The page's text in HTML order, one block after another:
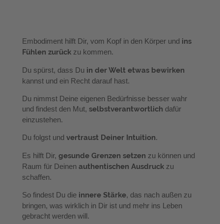
Embodiment hilft Dir, vom Kopf in den Körper und ins
Fühlen zurückzu kommen.
Du spürst, dass Du in der Welt etwas bewirken
kannst und ein Recht darauf hast.
Du nimmst Deine eigenen Bedürfnisse besser wahr
und findest den Mut, selbstverantwortlich dafür
einzustehen.
Du folgst und vertraust Deiner Intuition.
Es hilft Dir, gesunde Grenzen setzen zu können und
Raum für Deinen authentischen Ausdruckzu
schaffen.
So findest Du die innere Stärke, das nach außen zu
bringen, was wirklich in Dir ist und mehr ins Leben
gebracht werden will.